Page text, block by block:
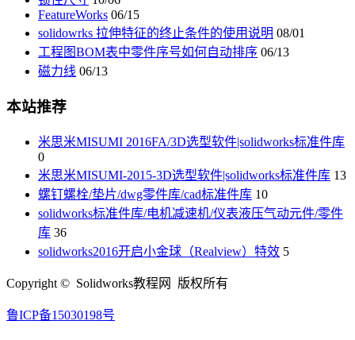
FeatureWorks 06/15
solidowrks 拉伸特征的终止条件的使用说明 08/01
工程图BOM表中零件序号如何自动排序 06/13
磁力线 06/13
本站推荐
米思米MISUMI 2016FA/3D选型软件|solidworks标准件库
0
米思米MISUMI-2015-3D选型软件|solidworks标准件库 13
螺钉螺栓/垫片/dwg零件库/cad标准件库 10
solidworks标准件库/电机减速机/仪表液压气动元件/零件
库 36
solidworks2016开启小金球（Realview）特效 5
Copyright © Solidworks教程网 版权所有
鲁ICP备15030198号